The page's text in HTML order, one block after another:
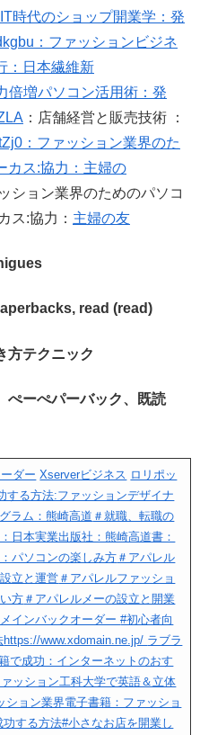
時代のショップ開業学：発
：ファッションビジネ
：日本繊維新
倍増パソコン活用術：発
：店舗経営と販売技術 ：
：ファッション業界のた
カス:協力：主婦の
ション業界のためのパソコ
ス:協力： 主婦の友
read (read)
方テクニック
ぺーぺパーバック、既読
ダー Xserverビジネス ロリポッ
する方法:ファッションデザイナ
ラム：熊崎高道 ＃就職、転職の
日本実業出版社：熊崎高道書：
パソコンの楽しみ方 ＃アパレル
立と運営 ＃アパレルファッショ
方 ＃アパレルメーの設立と開業
メインバックオーダー#初心者向
https://www.xdomain.ne.jp/ ラブラ
で成功：インターネットのおす
ッション工科大学で英語＆立体
ション業界電子書籍：ファッショ
功する方法#小さなお店を開業し